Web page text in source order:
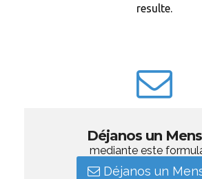
resulte.
Déjanos un
mediante este
Déjanos un